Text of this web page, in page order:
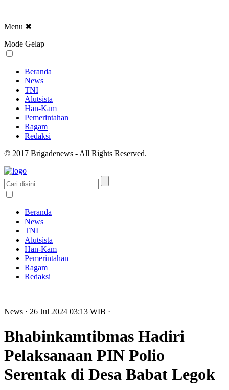
Menu ✖
Mode Gelap
Beranda
News
TNI
Alutsista
Han-Kam
Pemerintahan
Ragam
Redaksi
© 2017 Brigadenews - All Rights Reserved.
Beranda
News
TNI
Alutsista
Han-Kam
Pemerintahan
Ragam
Redaksi
News · 26 Jul 2024 03:13 WIB ·
Bhabinkamtibmas Hadiri
Pelaksanaan PIN Polio
Serentak di Desa Babat Legok